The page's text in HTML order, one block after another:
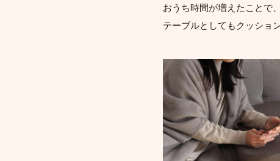
おうち時間が増えたことで
テーブルとしてもクッショ